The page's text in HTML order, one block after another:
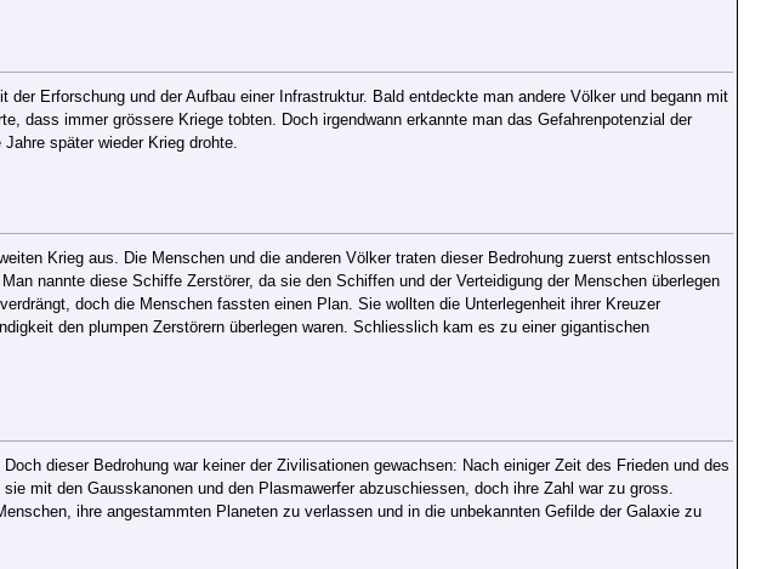
Erforschung und der Aufbau einer Infrastruktur. Bald entdeckte man andere Völker und begann mit
dass immer grössere Kriege tobten. Doch irgendwann erkannte man das Gefahrenpotenzial der
später wieder Krieg drohte.
Krieg aus. Die Menschen und die anderen Völker traten dieser Bedrohung zuerst entschlossen
nannte diese Schiffe Zerstörer, da sie den Schiffen und der Verteidigung der Menschen überlegen
doch die Menschen fassten einen Plan. Sie wollten die Unterlegenheit ihrer Kreuzer
den plumpen Zerstörern überlegen waren. Schliesslich kam es zu einer gigantischen
dieser Bedrohung war keiner der Zivilisationen gewachsen: Nach einiger Zeit des Frieden und des
mit den Gausskanonen und den Plasmawerfer abzuschiessen, doch ihre Zahl war zu gross.
ihre angestammten Planeten zu verlassen und in die unbekannten Gefilde der Galaxie zu